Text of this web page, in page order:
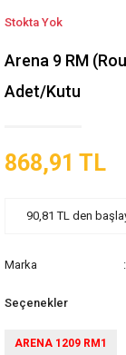
Stokta Yok
Arena 9 RM
Adet/Kutu
868,91 TL
90,81 TL den
Marka
Seçenekler
ARENA 1209 RM1